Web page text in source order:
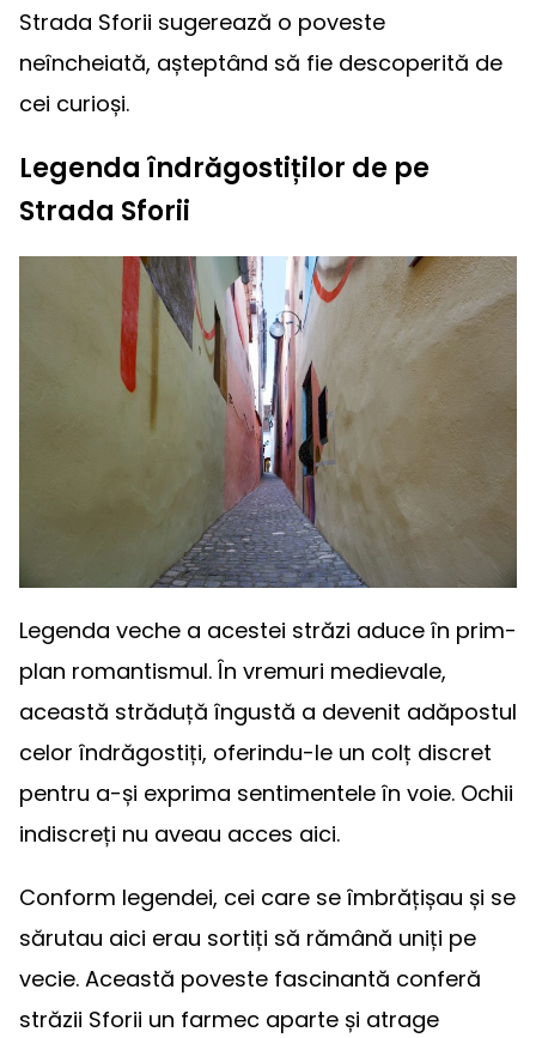
Strada Sforii sugerează o poveste
neîncheiată, așteptând să fie descoperită de
cei curioși.
Legenda îndrăgostiților de pe
Strada Sforii
Legenda veche a acestei străzi aduce în prim-
plan romantismul. În vremuri medievale,
această străduță îngustă a devenit adăpostul
celor îndrăgostiți, oferindu-le un colț discret
pentru a-și exprima sentimentele în voie. Ochii
indiscreți nu aveau acces aici.
Conform legendei, cei care se îmbrățișau și se
sărutau aici erau sortiți să rămână uniți pe
vecie. Această poveste fascinantă conferă
străzii Sforii un farmec aparte și atrage